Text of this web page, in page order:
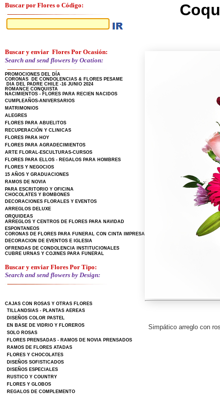
Buscar por Flores o Código:
Buscar y enviar Flores Por Ocasión:
Search and send flowers by Ocation:
PROMOCIONES DEL DÍA
CORONAS DE CONDOLENCIAS & FLORES PESAME
DIA DEL PADRE CHILE -16 JUNIO 2024
ROMANCE CONQUISTA
NACIMIENTOS - FLORES PARA RECIEN NACIDOS
CUMPLEAÑOS-ANIVERSARIOS
MATRIMONIOS
ALEGRES
FLORES PARA ABUELITOS
RECUPERACIÓN Y CLINICAS
FLORES PARA HOY
FLORES PARA AGRADECIMIENTOS
ARTE FLORAL-ESCULTURAS-CURSOS
FLORES PARA ELLOS - REGALOS PARA HOMBRES
FLORES Y NEGOCIOS
15 AÑOS Y GRADUACIONES
RAMOS DE NOVIA
PARA ESCRITORIO Y OFICINA
CHOCOLATES Y BOMBONES
DECORACIONES FLORALES Y EVENTOS
ARREGLOS DELUXE
ORQUIDEAS
ARREGLOS Y CENTROS DE FLORES PARA NAVIDAD
ESPONTANEOS
CORONAS DE FLORES PARA FUNERAL CON CINTA IMPRESA
DECORACION DE EVENTOS E IGLESIA
OFRENDAS DE CONDOLENCIA INSTITUCIONALES
CUBRE URNAS Y COJINES PARA FUNERAL
Buscar y enviar Flores Por Tipo:
Search and send flowers by Design:
CAJAS CON ROSAS Y OTRAS FLORES
TILLANDSIAS - PLANTAS AEREAS
DISEÑOS COLOR PASTEL
EN BASE DE VIDRIO Y FLOREROS
SOLO ROSAS
FLORES PRENSADAS - RAMOS DE NOVIA PRENSADOS
RAMOS DE FLORES ATADAS
FLORES Y CHOCOLATES
DISEÑOS SOFISTICADOS
DISEÑOS ESPECIALES
RUSTICO Y COUNTRY
FLORES Y GLOBOS
REGALOS DE COMPLEMENTO
Simpático arreglo con